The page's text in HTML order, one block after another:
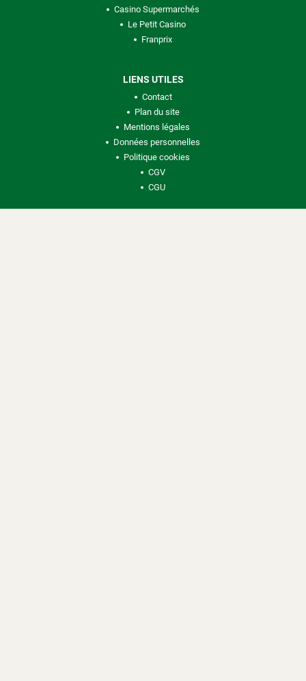
Casino Supermarchés
Le Petit Casino
Franprix
LIENS UTILES
Contact
Plan du site
Mentions légales
Données personnelles
Politique cookies
CGV
CGU